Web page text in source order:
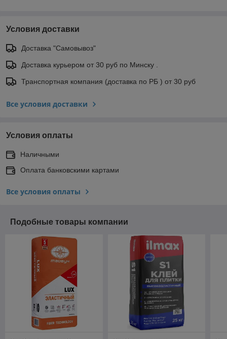
Условия доставки
Доставка "Самовывоз"
Доставка курьером от 30 руб по Минску .
Транспортная компания (доставка по РБ ) от 30 руб
Все условия доставки
Условия оплаты
Наличными
Оплата банковскими картами
Все условия оплаты
Подобные товары компании